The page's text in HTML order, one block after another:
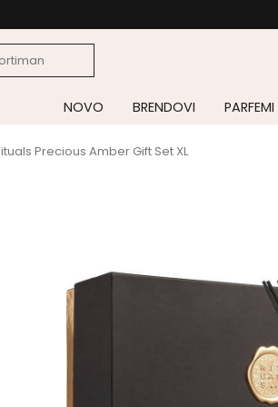
NOVO BRENDOVI PARFEMI
Precious Amber Gift Set XL